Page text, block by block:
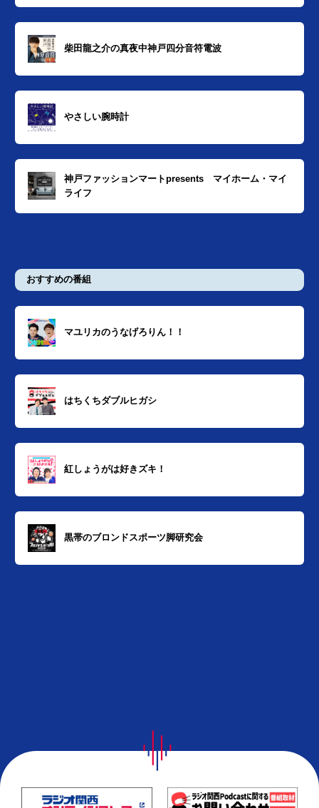
柴田龍之介の真夜中神戸四分音符電波
やさしい腕時計
神戸ファッションマートpresents マイホーム・マイ
ライフ
おすすめの番組
マユリカのうなげろりん！！
はちくちダブルヒガシ
紅しょうがは好きズキ！
黒帯のブロンドスポーツ脚研究会